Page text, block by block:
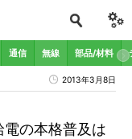
通信 無線 部品/材料
2013年3月8日
電の本格普及は